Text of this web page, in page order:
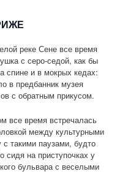
реке Сене все время
с серо-седой, как бы
спине и в мокрых кедах:
в предбанник музея
с обратным прикусом.
все время встречалась
между культурными
такими паузами, будто
сидя на приступочках у
бульвара с веселыми